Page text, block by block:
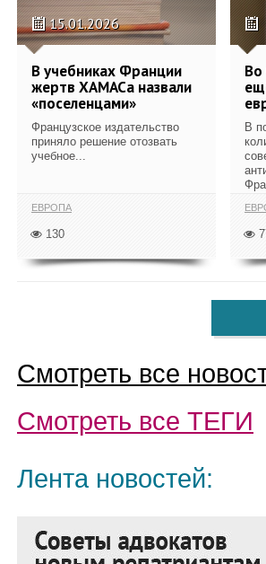
15.01.2026
В учебниках Франции
жертв ХАМАСа назвали
«поселенцами»
Французское издательство
приняло решение отозвать
учебное...
ЕВРОПА
130
В
Смотреть все
Смотреть все ТЕГИ
Лента новостей: